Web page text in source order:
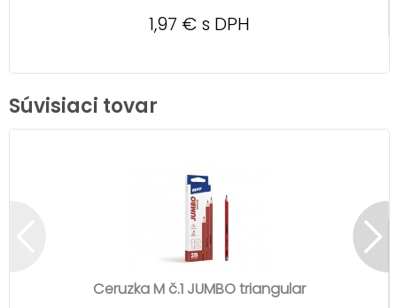
1,97 € s DPH
Súvisiaci tovar
Ceruzka M č.1 JUMBO triangular